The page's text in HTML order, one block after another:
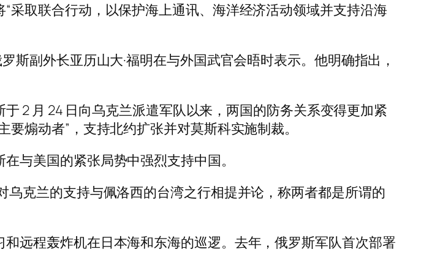
采取联合行动，以保护海上通讯、海洋经济活动领域并支持沿海
斯副外长亚历山大·福明在与外国武官会晤时表示。他明确指出，
2 月 24 日向乌克兰派遣军队以来，两国的防务关系变得更加紧
煽动者”，支持北约扩张并对莫斯科实施制裁。
与美国的紧张局势中强烈支持中国。
克兰的支持与佩洛西的台湾之行相提并论，称两者都是所谓的
远程轰炸机在日本海和东海的巡逻。去年，俄罗斯军队首次部署